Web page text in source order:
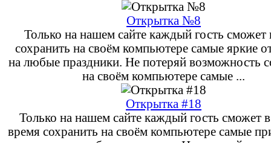
Открытка №8
Только на нашем сайте каждый гость сможет
сохранить на своём компьютере самые яркие
на любые праздники. Не потеряй возможность
на своём компьютере самые ...
Открытка #18
Только на нашем сайте каждый гость сможет
время сохранить на своём компьютере самые